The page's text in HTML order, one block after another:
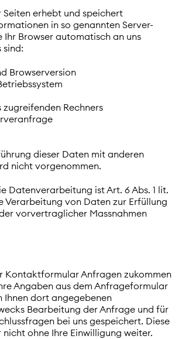
Seiten erhebt und speichert
in so genannten Server-
Ihr Browser automatisch an uns
sind:
Browserversion
zugreifenden Rechners
dieser Daten mit anderen
nicht vorgenommen.
Datenverarbeitung ist Art. 6 Abs. 1 lit.
Verarbeitung von Daten zur Erfüllung
vorvertraglicher Massnahmen
Kontaktformular Anfragen zukommen
Angaben aus dem Anfrageformular
Ihnen dort angegebenen
Bearbeitung der Anfrage und für
bei uns gespeichert. Diese
ohne Ihre Einwilligung weiter.